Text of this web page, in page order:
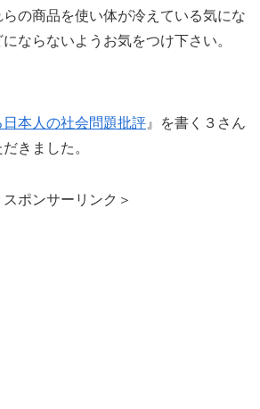
の商品を使い体が冷えている気にな
ならないようお気をつけ下さい。
日本人の社会問題批評 』を書く３さん
きました。
スポンサーリンク＞